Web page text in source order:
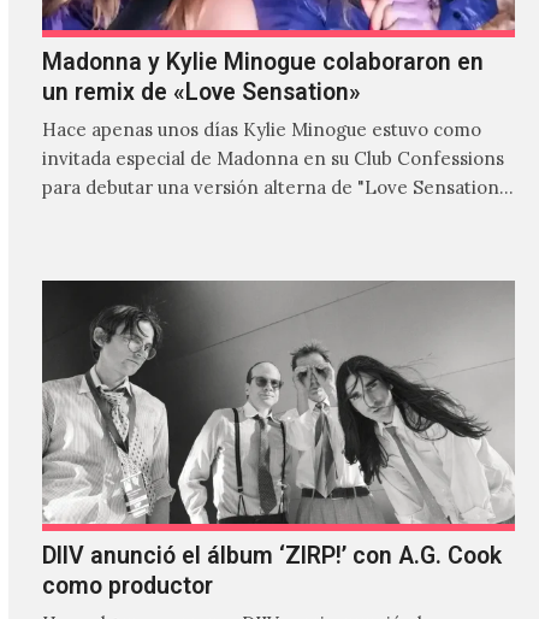
Madonna y Kylie Minogue colaboraron en
un remix de «Love Sensation»
Hace apenas unos días Kylie Minogue estuvo como
invitada especial de Madonna en su Club Confessions
para debutar una versión alterna de "Love Sensation",
DIIV anunció el álbum ‘ZIRP!’ con A.G. Cook
como productor